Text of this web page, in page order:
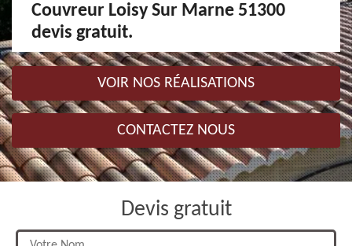
Couvreur Loisy Sur Marne 51300
devis gratuit.
VOIR NOS RÉALISATIONS
CONTACTEZ NOUS
Devis gratuit